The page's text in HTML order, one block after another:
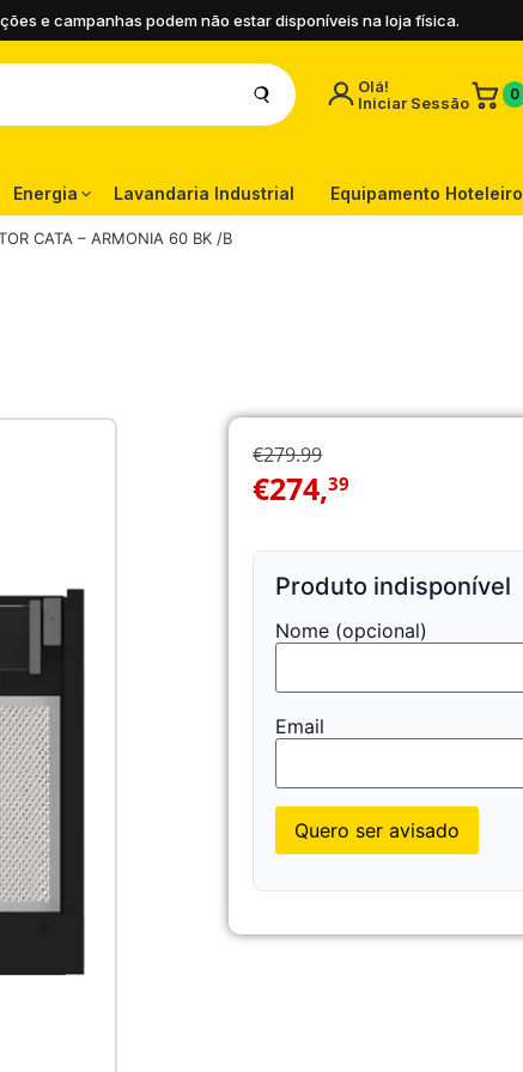
e campanhas podem não estar disponíveis na loja física.
Olá!
Iniciar Sessão
0
Energia Lavandaria Industrial Equipamento Hoteleiro
CATA – ARMONIA 60 BK /B
€279.99
€274,39
Produto indisponível
Nome (opcional)
Email
Quero ser avisado